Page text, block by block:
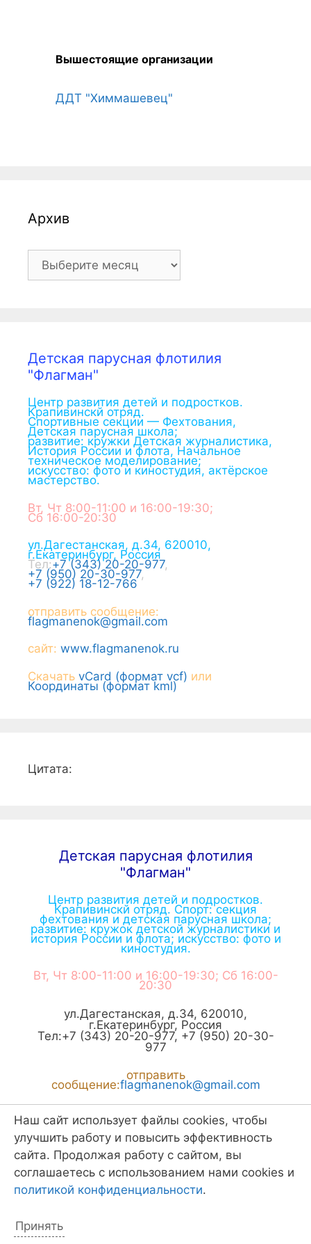
Вышестоящие организации
ДДТ "Химмашевец"
Архив
Архив
Детская парусная флотилия
"Флагман"
Центр развития детей и подростков.
Крапивинскй отряд.
Спортивные секции — Фехтования,
Детская парусная школа;
развитие: кружки Детская журналистика,
История России и флота, Начальное
техническое моделирование;
искусство: фото и киностудия, актёрское
мастерство.
Вт, Чт 8:00-11:00 и 16:00-19:30;
Сб 16:00-20:30
ул.Дагестанская, д.34, 620010,
г.Екатеринбург, Россия
Тел:+7 (343) 20-20-977,
+7 (950) 20-30-977,
+7 (922) 18-12-766
отправить сообщение:
flagmanenok@gmail.com
сайт: www.flagmanenok.ru
Скачать vCard (формат vcf) или
Координаты (формат kml)
Цитата:
Детская парусная флотилия
"Флагман"
Центр развития детей и подростков.
Крапивинскй отряд. Спорт: секция
фехтования и детская парусная школа;
развитие: кружок детской журналистики и
история России и флота; искусство: фото и
киностудия.
Вт, Чт 8:00-11:00 и 16:00-19:30; Сб 16:00-
20:30
ул.Дагестанская, д.34, 620010,
г.Екатеринбург, Россия
Тел:+7 (343) 20-20-977, +7 (950) 20-30-
977
отправить
сообщение:flagmanenok@gmail.com
www.flagmanenok.ru
Скачать vCard (формат vcf)или
Координаты (формат kml)
детей в центре развития детей и подростков, Крапивинском отряде
Наш сайт использует файлы cookies, чтобы
улучшить работу и повысить эффективность
сайта. Продолжая работу с сайтом, вы
соглашаетесь с использованием нами cookies и
политикой конфиденциальности.
Принять